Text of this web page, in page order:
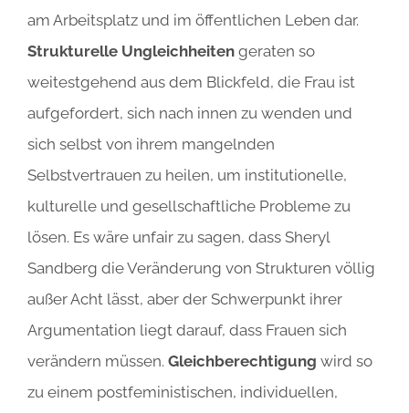
am Arbeitsplatz und im öffentlichen Leben dar.
Strukturelle Ungleichheiten geraten so
weitestgehend aus dem Blickfeld, die Frau ist
aufgefordert, sich nach innen zu wenden und
sich selbst von ihrem mangelnden
Selbstvertrauen zu heilen, um institutionelle,
kulturelle und gesellschaftliche Probleme zu
lösen. Es wäre unfair zu sagen, dass Sheryl
Sandberg die Veränderung von Strukturen völlig
außer Acht lässt, aber der Schwerpunkt ihrer
Argumentation liegt darauf, dass Frauen sich
verändern müssen. Gleichberechtigung wird so
zu einem postfeministischen, individuellen,